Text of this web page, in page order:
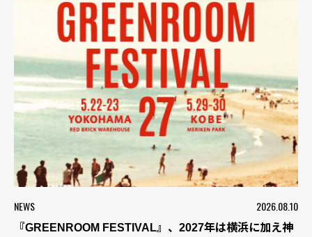
NEWS 2026.08.10
『GREENROOM FESTIVAL』、2027年は横浜に加え神